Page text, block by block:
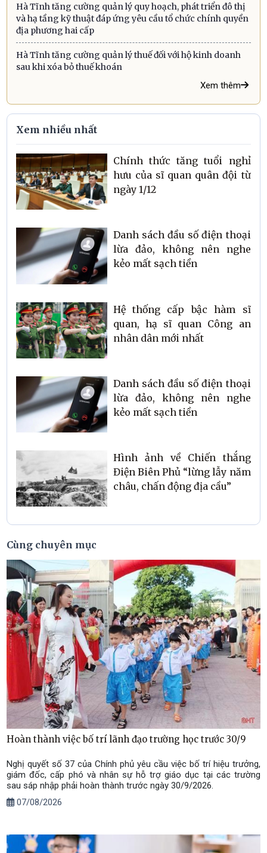
Hà Tĩnh tăng cường quản lý quy hoạch, phát triển đô thị
và hạ tầng kỹ thuật đáp ứng yêu cầu tổ chức chính quyền
địa phương hai cấp
Hà Tĩnh tăng cường quản lý thuế đối với hộ kinh doanh
sau khi xóa bỏ thuế khoán
Xem thêm
Xem nhiều nhất
Chính thức tăng tuổi nghỉ
hưu của sĩ quan quân đội từ
ngày 1/12
Danh sách đầu số điện thoại
lừa đảo, không nên nghe
kẻo mất sạch tiền
Hệ thống cấp bậc hàm sĩ
quan, hạ sĩ quan Công an
nhân dân mới nhất
Danh sách đầu số điện thoại
lừa đảo, không nên nghe
kẻo mất sạch tiền
Hình ảnh về Chiến thắng
Điện Biên Phủ “lừng lẫy năm
châu, chấn động địa cầu”
Cùng chuyên mục
Hoàn thành việc bố trí lãnh đạo trường học trước 30/9
Nghị quyết số 37 của Chính phủ yêu cầu việc bố trí hiệu trưởng,
giám đốc, cấp phó và nhân sự hỗ trợ giáo dục tại các trường
sau sáp nhập phải hoàn thành trước ngày 30/9/2026.
07/08/2026